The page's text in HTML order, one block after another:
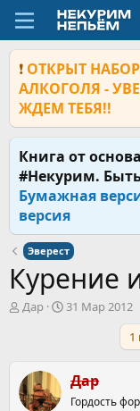
❗ ОТКРЫТ
АЛКОГОЛЯ -
ЖДЕМ ТЕБЯ!!
Книга от
#Некурим.
Бумажная
версия
Эверест
Курение
А
т
е
Дар
Д
а
ч
31 Мар 2012
1
Дар
Гордость